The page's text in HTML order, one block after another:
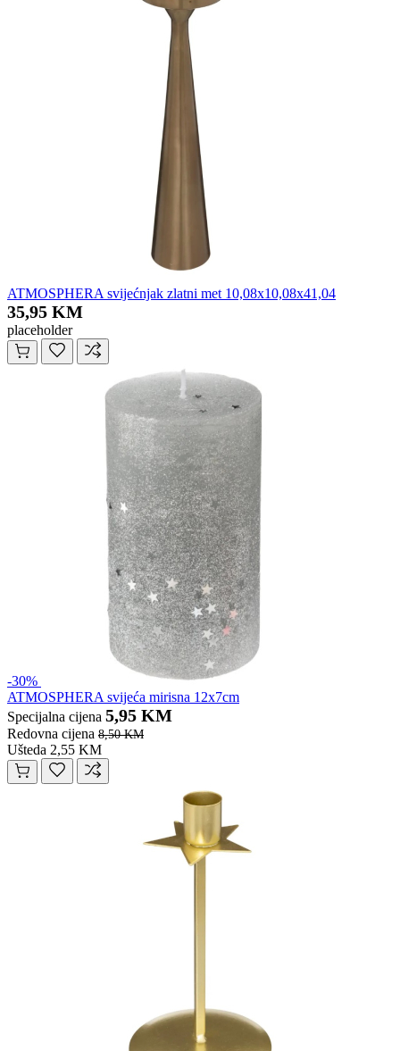
ATMOSPHERA svijećnjak zlatni met 10,08x10,08x41,04
35,95 KM
placeholder
-30%
ATMOSPHERA svijeća mirisna 12x7cm
Specijalna cijena 5,95 KM
Redovna cijena 8,50 KM
Ušteda 2,55 KM